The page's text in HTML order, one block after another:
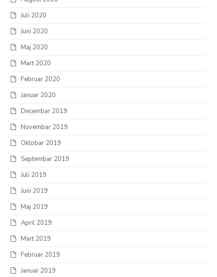
Juli 2020
Juni 2020
Maj 2020
Mart 2020
Februar 2020
Januar 2020
Decembar 2019
Novembar 2019
Oktobar 2019
Septembar 2019
Juli 2019
Juni 2019
Maj 2019
April 2019
Mart 2019
Februar 2019
Januar 2019